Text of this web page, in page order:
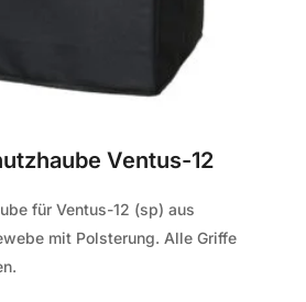
Ventus-12
für Ventus-12 (sp) aus
mit Polsterung. Alle Griffe